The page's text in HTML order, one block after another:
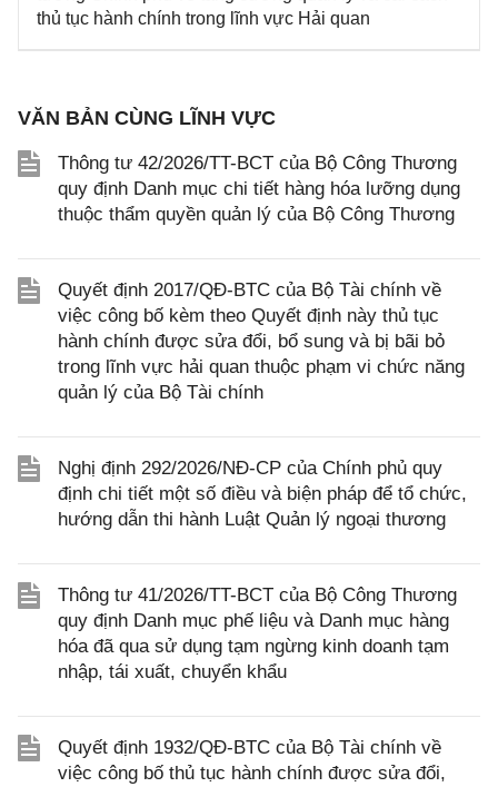
thủ tục hành chính trong lĩnh vực Hải quan
VĂN BẢN CÙNG LĨNH VỰC
Thông tư 42/2026/TT-BCT của Bộ Công Thương
quy định Danh mục chi tiết hàng hóa lưỡng dụng
thuộc thẩm quyền quản lý của Bộ Công Thương
Quyết định 2017/QĐ-BTC của Bộ Tài chính về
việc công bố kèm theo Quyết định này thủ tục
hành chính được sửa đổi, bổ sung và bị bãi bỏ
trong lĩnh vực hải quan thuộc phạm vi chức năng
quản lý của Bộ Tài chính
Nghị định 292/2026/NĐ-CP của Chính phủ quy
định chi tiết một số điều và biện pháp để tổ chức,
hướng dẫn thi hành Luật Quản lý ngoại thương
Thông tư 41/2026/TT-BCT của Bộ Công Thương
quy định Danh mục phế liệu và Danh mục hàng
hóa đã qua sử dụng tạm ngừng kinh doanh tạm
nhập, tái xuất, chuyển khẩu
Quyết định 1932/QĐ-BTC của Bộ Tài chính về
việc công bố thủ tục hành chính được sửa đổi,